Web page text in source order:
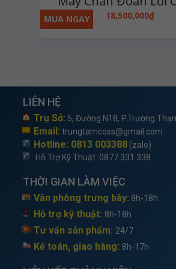
Đa Năng Launch
18,500,000₫
MUA NGAY
LIÊN HỆ
Trụ Sở: 5, Đường N18, P.Trường
Email: trungtamcoss@gmail.com
Hotline: 0813 003388(zalo)
Hỗ Trợ Kỹ Thuật: 0877 331 338
THỜI GIAN LÀM VIỆC
Văn phòng trưng bày: 8h-18h
Hỗ trợ kỹ thuật: 8h-18h
Tư vấn sản phẩm: 24/7
Kế toán, giao hàng: 8h-17h